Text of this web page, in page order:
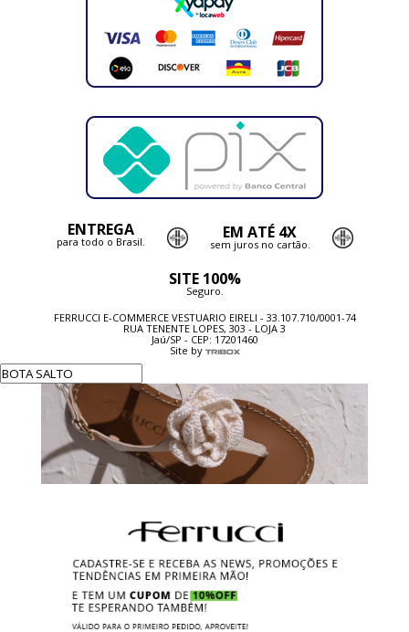
ENTREGA
para todo o Brasil. EM ATÉ 4X
sem juros no cartão.
SITE 100%
Seguro.
FERRUCCI E-COMMERCE VESTUARIO EIRELI - 33.107.710/0001-74
RUA TENENTE LOPES, 303 - LOJA 3
Jaú/SP - CEP: 17201460
Site by